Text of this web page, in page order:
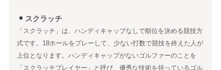
スクラッチ
「スクラッチ」は、ハンディキャップなしで順位を決める競技方
式です。18ホールをプレーして、少ない打数で競技を終えた人が
上位となります。ハンディキャップがないゴルファーのことを
「スクラッチプレイヤー」と呼び、優秀な技術を持っているゴル